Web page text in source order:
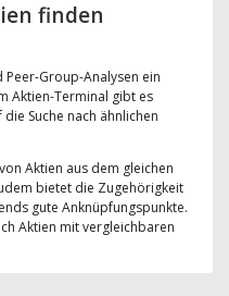
finden
Group-Analysen ein
Aktien-Terminal gibt es
Suche nach ähnlichen
Aktien aus dem gleichen
bietet die Zugehörigkeit
gute Anknüpfungspunkte.
Aktien mit vergleichbaren